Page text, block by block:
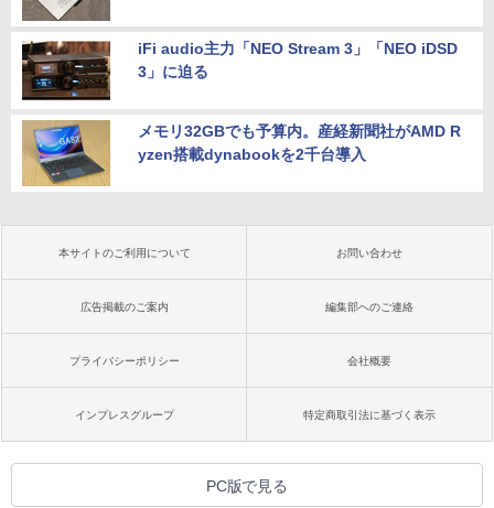
iFi audio主力「NEO Stream 3」「NEO iDSD
3」に迫る
メモリ32GBでも予算内。産経新聞社がAMD R
yzen搭載dynabookを2千台導入
本サイトのご利用について お問い合わせ
広告掲載のご案内 編集部へのご連絡
プライバシーポリシー 会社概要
インプレスグループ 特定商取引法に基づく表示
PC版で見る